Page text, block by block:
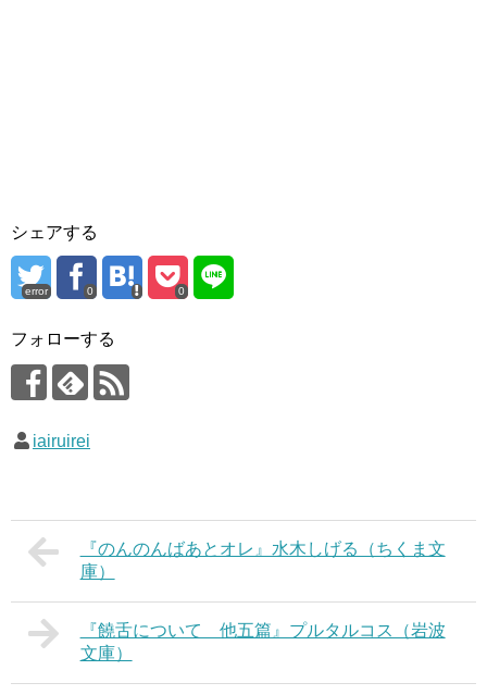
シェアする
error 0 0
フォローする
iairuirei
『のんのんばあとオレ』水木しげる（ちくま文
庫）
『饒舌について 他五篇』プルタルコス（岩波
文庫）